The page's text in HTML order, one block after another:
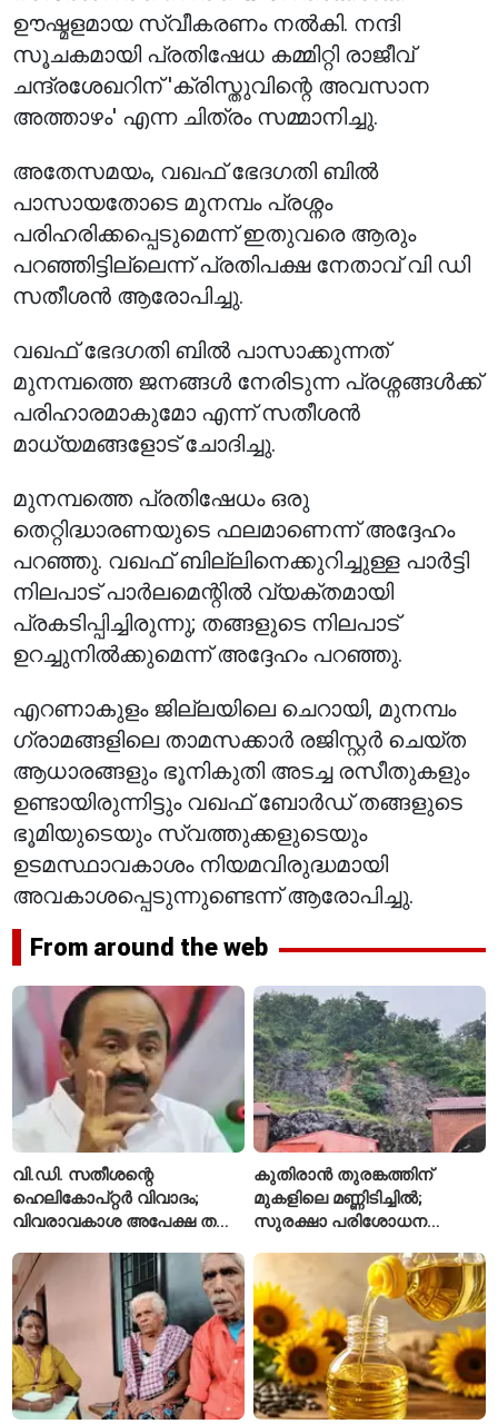
ഊഷ്മളമായ സ്വീകരണം നൽകി. നന്ദി
സൂചകമായി പ്രതിഷേധ കമ്മിറ്റി രാജീവ്
ചന്ദ്രശേഖറിന് 'ക്രിസ്തുവിന്റെ അവസാന
അത്താഴം' എന്ന ചിത്രം സമ്മാനിച്ചു.
അതേസമയം, വഖഫ് ഭേദഗതി ബിൽ
പാസായതോടെ മുനമ്പം പ്രശ്നം
പരിഹരിക്കപ്പെടുമെന്ന് ഇതുവരെ ആരും
പറഞ്ഞിട്ടില്ലെന്ന് പ്രതിപക്ഷ നേതാവ് വി ഡി
സതീശൻ ആരോപിച്ചു.
വഖഫ് ഭേദഗതി ബിൽ പാസാക്കുന്നത്
മുനമ്പത്തെ ജനങ്ങൾ നേരിടുന്ന പ്രശ്നങ്ങൾക്ക്
പരിഹാരമാകുമോ എന്ന് സതീശൻ
മാധ്യമങ്ങളോട് ചോദിച്ചു.
മുനമ്പത്തെ പ്രതിഷേധം ഒരു
തെറ്റിദ്ധാരണയുടെ ഫലമാണെന്ന് അദ്ദേഹം
പറഞ്ഞു. വഖഫ് ബില്ലിനെക്കുറിച്ചുള്ള പാർട്ടി
നിലപാട് പാർലമെന്റിൽ വ്യക്തമായി
പ്രകടിപ്പിച്ചിരുന്നു; തങ്ങളുടെ നിലപാട്
ഉറച്ചുനിൽക്കുമെന്ന് അദ്ദേഹം പറഞ്ഞു.
എറണാകുളം ജില്ലയിലെ ചെറായി, മുനമ്പം
ഗ്രാമങ്ങളിലെ താമസക്കാർ രജിസ്റ്റർ ചെയ്ത
ആധാരങ്ങളും ഭൂനികുതി അടച്ച രസീതുകളും
ഉണ്ടായിരുന്നിട്ടും വഖഫ് ബോർഡ് തങ്ങളുടെ
ഭൂമിയുടെയും സ്വത്തുക്കളുടെയും
ഉടമസ്ഥാവകാശം നിയമവിരുദ്ധമായി
അവകാശപ്പെടുന്നുണ്ടെന്ന് ആരോപിച്ചു.
From around the web
വി.ഡി. സതീശന്റെ
ഹെലികോപ്റ്റർ വിവാദം;
വിവരാവകാശ അപേക്ഷ തള്ളി
കുതിരാൻ തുരങ്കത്തിന്
മുകളിലെ മണ്ണിടിച്ചിൽ;
സുരക്ഷാ പരിശോധന